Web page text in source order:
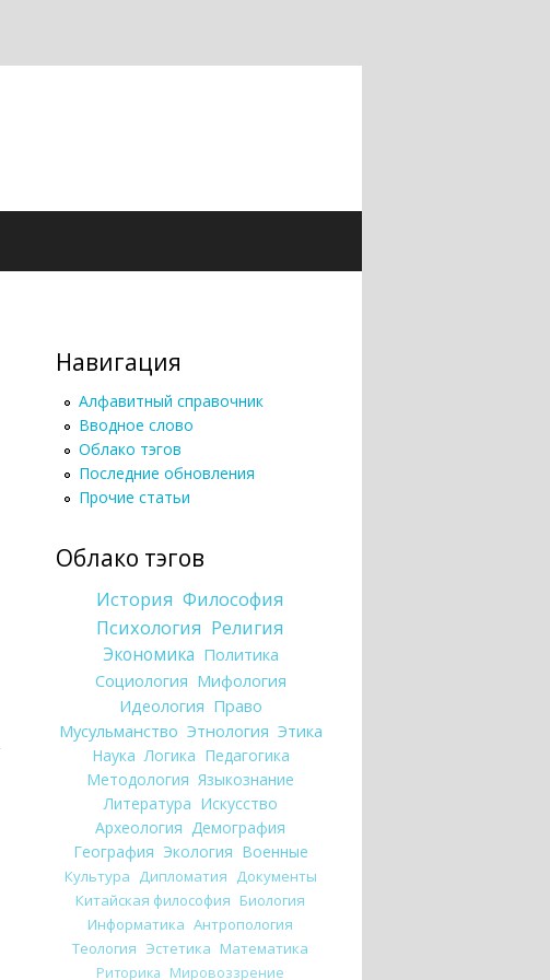
Навигация
Алфавитный справочник
Вводное слово
Облако тэгов
Последние обновления
Прочие статьи
Облако тэгов
История Философия
Психология Религия
Экономика Политика
Социология Мифология
Идеология Право
Мусульманство Этнология Этика
Наука Логика Педагогика
Методология Языкознание
Литература Искусство
Археология Демография
География Экология Военные
Культура Дипломатия Документы
Китайская философия Биология
Информатика Антропология
Теология Эстетика Математика
Риторика Мировоззрение